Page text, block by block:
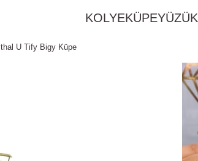
KOLYEKÜPEYÜZÜK
İthal U Tify Bigy Küpe